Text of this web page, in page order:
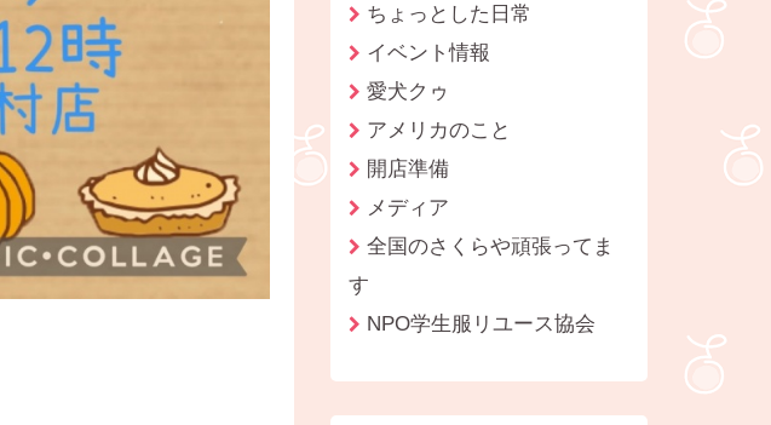
ちょっとした日常
イベント情報
愛犬クゥ
アメリカのこと
開店準備
メディア
全国のさくらや頑張ってま
す
NPO学生服リユース協会